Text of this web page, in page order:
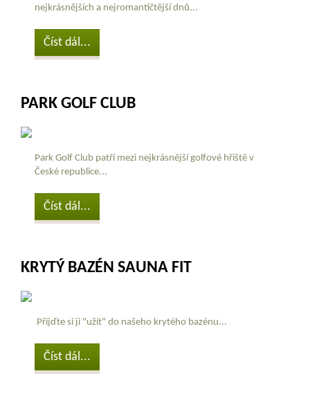
nejkrásnějších a nejromantičtější dnů...
Číst dál...
PARK GOLF CLUB
Park Golf Club patří mezi nejkrásnější golfové hřiště v
České republice...
Číst dál...
KRYTÝ BAZÉN SAUNA FIT
Přijďte si ji "užít" do našeho krytého bazénu...
Číst dál...